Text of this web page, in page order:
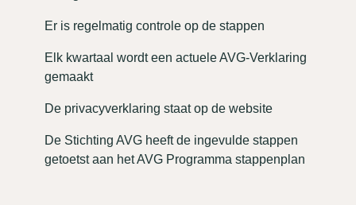
Er is regelmatig controle op de stappen
Elk kwartaal wordt een actuele AVG-Verklaring
gemaakt
De privacyverklaring staat op de website
De Stichting AVG heeft de ingevulde stappen
getoetst aan het AVG Programma stappenplan